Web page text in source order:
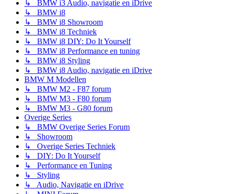
↳ BMW i3 Audio, navigatie en iDrive
↳ BMW i8
↳ BMW i8 Showroom
↳ BMW i8 Techniek
↳ BMW i8 DIY: Do It Yourself
↳ BMW i8 Performance en tuning
↳ BMW i8 Styling
↳ BMW i8 Audio, navigatie en iDrive
BMW M Modellen
↳ BMW M2 - F87 forum
↳ BMW M3 - F80 forum
↳ BMW M3 - G80 forum
Overige Series
↳ BMW Overige Series Forum
↳ Showroom
↳ Overige Series Techniek
↳ DIY: Do It Yourself
↳ Performance en Tuning
↳ Styling
↳ Audio, Navigatie en iDrive